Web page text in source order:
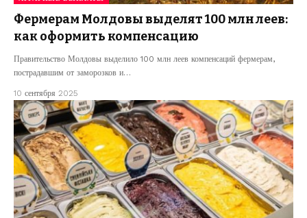
Фермерам Молдовы выделят 100 млн леев:
как оформить компенсацию
Правительство Молдовы выделило 100 млн леев компенсаций фермерам,
пострадавшим от заморозков и…
10 сентября 2025